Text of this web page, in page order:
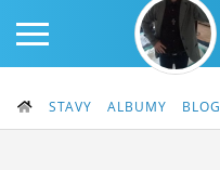
STAVY ALBUMY BLOG